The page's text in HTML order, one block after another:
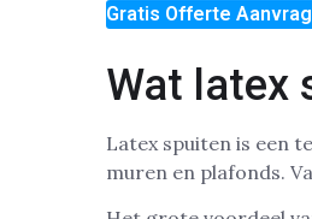
Gratis Offerte
Wat latex
Latex spuiten is een
muren en plafonds.